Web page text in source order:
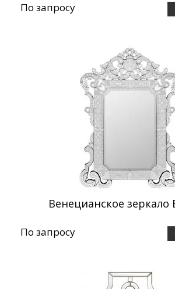
По запросу
Венецианское зеркало
По запросу